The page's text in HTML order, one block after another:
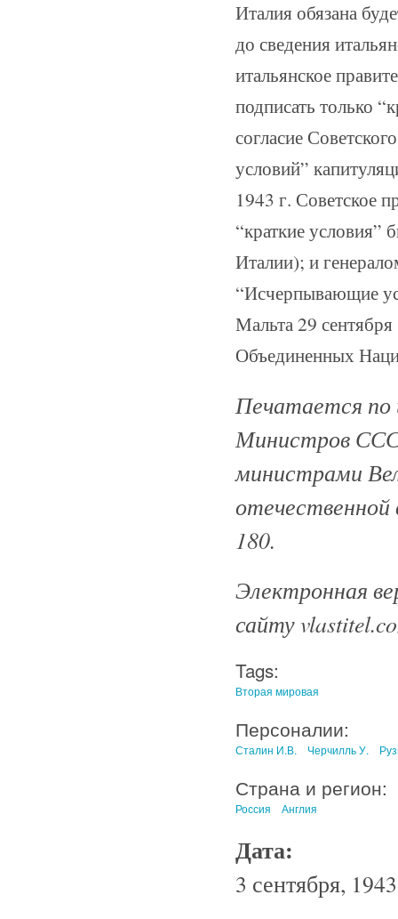
Италия обязана
до сведения
итальянское
подписать только
согласие
условий”
1943 г. Советское
“краткие условия”
Италии); и
“Исчерпывающие
Мальта 29
Объединенных
Печатается по
Министров
министрами
180.
Электронная
сайту
Tags:
Вторая мировая
Персоналии:
Сталин И.В. Черчилль У.
Страна и регион:
Россия Англия
Дата:
3 сентября,